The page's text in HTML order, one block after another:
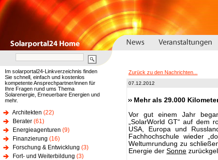
Im solarportal24-Linkverzeichnis finden
Sie schnell, einfach und kostenlos
kompetente Ansprechpartner/innen für
Ihre Fragen rund ums Thema
Solarenergie, Erneuerbare Energien und
mehr.
Architekten (22)
Berater (61)
Energieagenturen (9)
Finanzierung (16)
Forschung & Entwicklung (3)
Fort- und Weiterbildung (3)
Zurück zu den Nachrichten...
07.12.2012
Mehr als 29.000
Vor gut einem Jahr
„SolarWorld GT“ auf dem
USA, Europa und
Fachhochschule wieder
Weltumrundung zu
Energie der Sonne